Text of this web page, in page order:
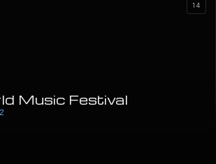
Music Festival
14